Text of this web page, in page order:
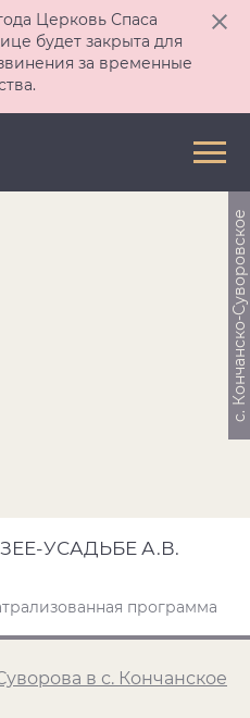
Церковь Спаса
будет закрыта для
за временные
УСАДЬБЕ А.В.
программа
в с. Кончанское
c. Кончанско-Суворовское